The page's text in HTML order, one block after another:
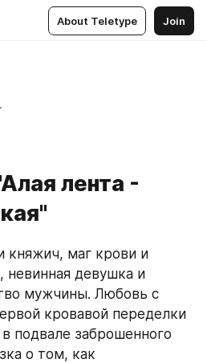
About Teletype Join
лента -
невинная девушка и
мужчины. Любовь с
кровавой переделки
подвале заброшенного
о том, как